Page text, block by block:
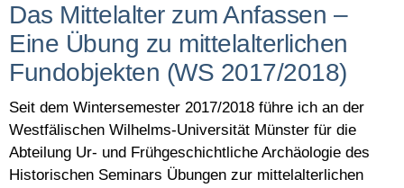
Das Mittelalter zum Anfassen –
Eine Übung zu mittelalterlichen
Fundobjekten (WS 2017/2018)
Seit dem Wintersemester 2017/2018 führe ich an der
Westfälischen Wilhelms-Universität Münster für die
Abteilung Ur- und Frühgeschichtliche Archäologie des
Historischen Seminars Übungen zur mittelalterlichen